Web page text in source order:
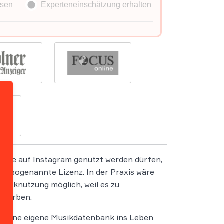
auf Instagram genutzt werden dürfen,
sogenannte Lizenz. In der Praxis wäre
möglich, weil es zu
eigene Musikdatenbank ins Leben